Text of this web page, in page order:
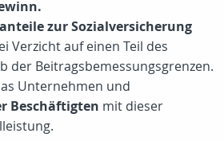
zur Sozialversicherung
Verzicht auf einen Teil des
der Beitragsbemessungsgrenzen.
Unternehmen und
Beschäftigten mit dieser